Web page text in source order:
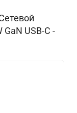
USB-C -